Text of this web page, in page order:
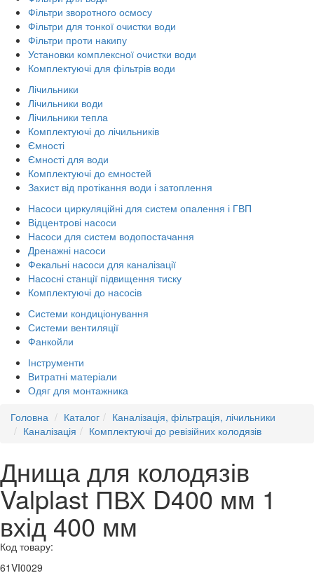
Фільтри зворотного осмосу
Фільтри для тонкої очистки води
Фільтри проти накипу
Установки комплексної очистки води
Комплектуючі для фільтрів води
Лічильники
Лічильники води
Лічильники тепла
Комплектуючі до лічильників
Ємності
Ємності для води
Комплектуючі до ємностей
Захист від протікання води і затоплення
Насоси циркуляційні для систем опалення і ГВП
Відцентрові насоси
Насоси для систем водопостачання
Дренажні насоси
Фекальні насоси для каналізації
Насосні станції підвищення тиску
Комплектуючі до насосів
Системи кондиціонування
Системи вентиляції
Фанкойли
Інструменти
Витратні матеріали
Одяг для монтажника
Головна
Каталог
Каналізація, фільтрація, лічильники
Каналізація
Комплектуючі до ревізійних колодязів
Днища для колодязів
Valplast ПВХ D400 мм 1
вхід 400 мм
Код товару:
61VI0029